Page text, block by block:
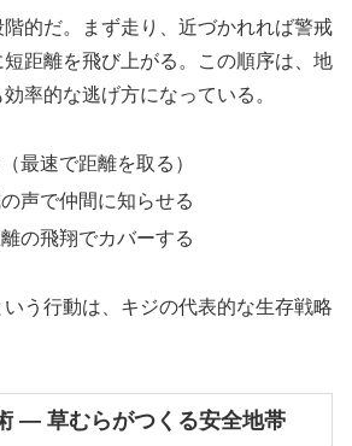
的だ。まず走り、近づかれれば警戒
距離を飛び上がる。この順序は、地
率的な逃げ方になっている。
最速で距離を取る）
声で仲間に知らせる
の飛翔でカバーする
いう行動は、キジの代表的な生存戦略
― 草むらがつくる安全地帯